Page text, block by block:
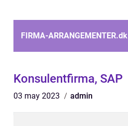
FIRMA-ARRANGEMENTER.dk
Konsulentfirma, SAP
03 may 2023 admin